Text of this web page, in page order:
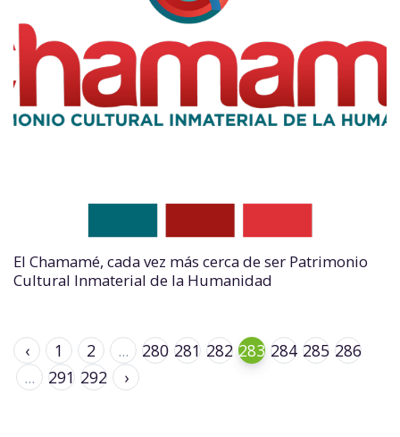
El Chamamé, cada vez más cerca de ser Patrimonio
Cultural Inmaterial de la Humanidad
‹ 1 2 ... 280 281 282 283 284 285 286
...
291 292 ›